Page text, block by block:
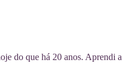
do que há 20 anos. Aprendi